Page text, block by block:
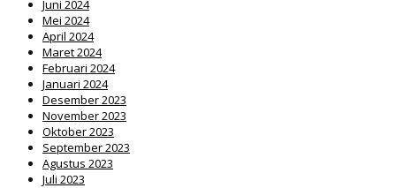
Juni 2024
Mei 2024
April 2024
Maret 2024
Februari 2024
Januari 2024
Desember 2023
November 2023
Oktober 2023
September 2023
Agustus 2023
Juli 2023